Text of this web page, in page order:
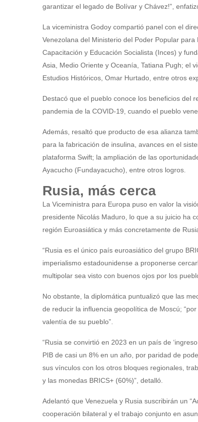
garantizar el legado de Bolívar y Chávez!”,
La viceministra Godoy compartió panel con el
Venezolana del Ministerio del Poder Popular
Capacitación y Educación Socialista (Inces) y
Asia, Medio Oriente y Oceanía, Tatiana Pugh; el
Estudios Históricos, Omar Hurtado, entre otros
Destacó que el pueblo conoce los beneficios del
pandemia de la COVID-19, cuando el pueblo
Además, resaltó que producto de esa alianza
para la fabricación de insulina, avances en el
plataforma Swift; la ampliación de las
Ayacucho (Fundayacucho), entre otros logros.
Rusia, más cerca
La Viceministra para Europa puso en valor la
presidente Nicolás Maduro, lo que a su juicio ha
región Euroasiática y más concretamente de
“Rusia es el único país euroasiático del grupo
imperialismo estadounidense a proponerse
multipolar sea visto con buenos ojos por los
No obstante, la diplomática puntualizó que las
de reducir la influencia geopolítica de Moscú;
valentía de su pueblo”.
“Rusia se convirtió en 2023 en un país de
PIB de casi un 8% en un año, por paridad de
sus vínculos con los otros bloques regionales,
y las monedas BRICS+ (60%)”, detalló.
Adelantó que Venezuela y Rusia suscribirán un
cooperación bilateral y el trabajo conjunto en